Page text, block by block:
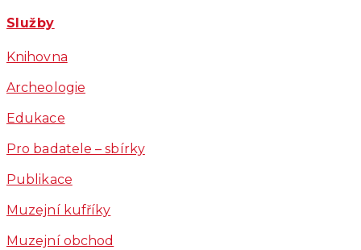
Služby
Knihovna
Archeologie
Edukace
Pro badatele – sbírky
Publikace
Muzejní kufříky
Muzejní obchod